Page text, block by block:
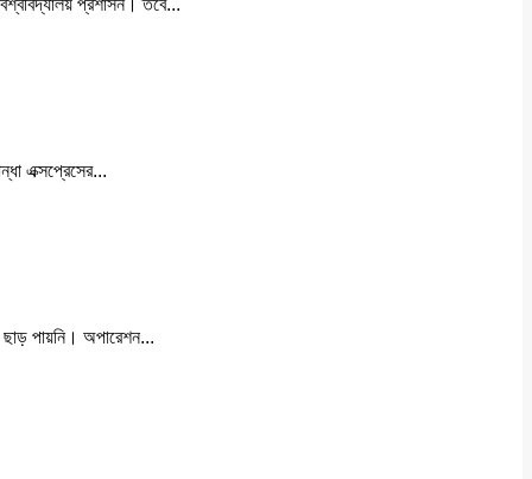
প্রশাসন। তবে...
এক্সপ্রেসের...
ছাড় পায়নি। অপারেশন...